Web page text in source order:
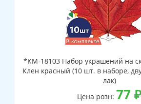
*КМ-18103 Набор украшений на
Клен красный (10 шт. в наборе,
лак)
Цена розн: 77 ₽